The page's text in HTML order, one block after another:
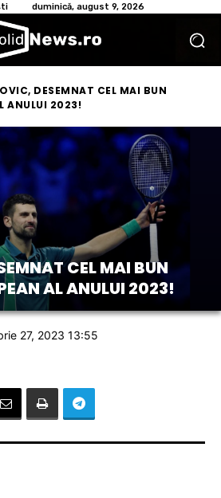
duminică, august 9, 2026
DESEMNAT CEL MAI BUN
ANULUI 2023!
CEL MAI BUN
AL ANULUI 2023!
27, 2023 13:55